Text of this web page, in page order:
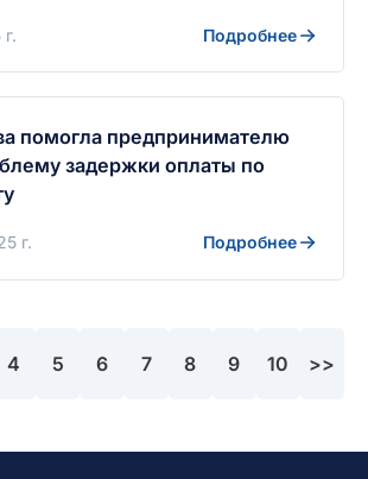
Подробнее
помогла предпринимателю
задержки оплаты по
г. Подробнее
4 5 6 7 8 9 10 >>